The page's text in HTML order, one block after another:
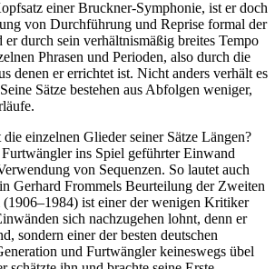
einer Bruckner-Symphonie, ist er doch
von Durchführung und Reprise formal der
durch sein verhältnismäßig breites Tempo
Phrasen und Perioden, also durch die
denen er errichtet ist. Nicht anders verhält es
Sätze bestehen aus Abfolgen weniger,
einzelnen Glieder seiner Sätze Längen?
ins Spiel geführter Einwand
von Sequenzen. So lautet auch
Gerhard Frommels Beurteilung der Zweiten
ist einer der wenigen Kritiker
sich nachzugehen lohnt, denn er
sondern einer der besten deutschen
und Furtwängler keineswegs übel